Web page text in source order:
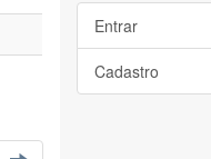
Entrar
Cadastro